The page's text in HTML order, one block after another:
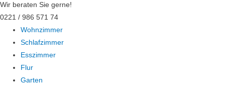
Wir beraten Sie gerne!
0221 / 986 571 74
Wohnzimmer
Schlafzimmer
Esszimmer
Flur
Garten